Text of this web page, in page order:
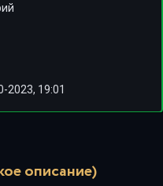
2023, 19:01
описание)